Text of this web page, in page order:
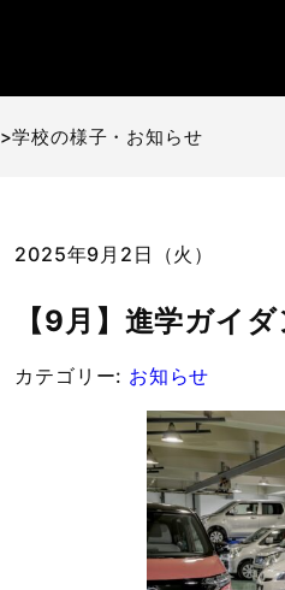
>学校の様子・お知らせ
2025年9月2日（火）
【9月】進学ガイ
カテゴリー: お知らせ